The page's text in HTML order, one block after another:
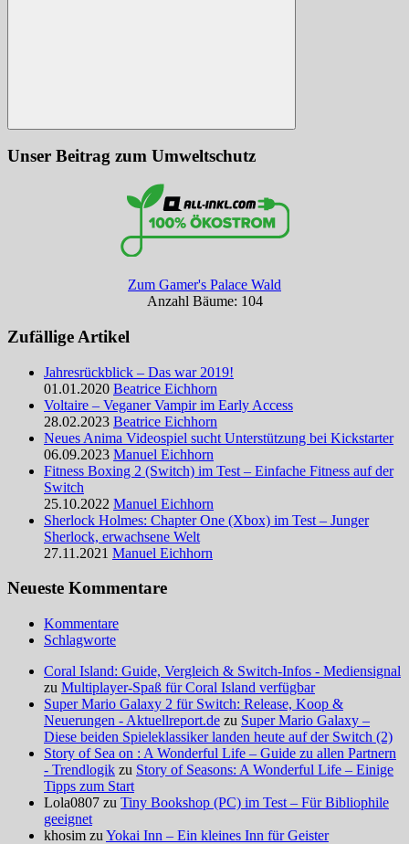
Suchen
Unser Beitrag zum Umweltschutz
Zum Gamer's Palace Wald
Anzahl Bäume: 104
Zufällige Artikel
Jahresrückblick – Das war 2019!
01.01.2020 Beatrice Eichhorn
Voltaire – Veganer Vampir im Early Access
28.02.2023 Beatrice Eichhorn
Neues Anima Videospiel sucht Unterstützung bei Kickstarter
06.09.2023 Manuel Eichhorn
Fitness Boxing 2 (Switch) im Test – Einfache Fitness auf der
Switch
25.10.2022 Manuel Eichhorn
Sherlock Holmes: Chapter One (Xbox) im Test – Junger
Sherlock, erwachsene Welt
27.11.2021 Manuel Eichhorn
Neueste Kommentare
Kommentare
Schlagworte
Coral Island: Guide, Vergleich & Switch-Infos - Mediensignal
zu Multiplayer-Spaß für Coral Island verfügbar
Super Mario Galaxy 2 für Switch: Release, Koop &
Neuerungen - Aktuellreport.de zu Super Mario Galaxy –
Diese beiden Spieleklassiker landen heute auf der Switch (2)
Story of Sea on : A Wonderful Life – Guide zu allen Partnern
- Trendlogik zu Story of Seasons: A Wonderful Life – Einige
Tipps zum Start
Lola0807 zu Tiny Bookshop (PC) im Test – Für Bibliophile
geeignet
khosim zu Yokai Inn – Ein kleines Inn für Geister